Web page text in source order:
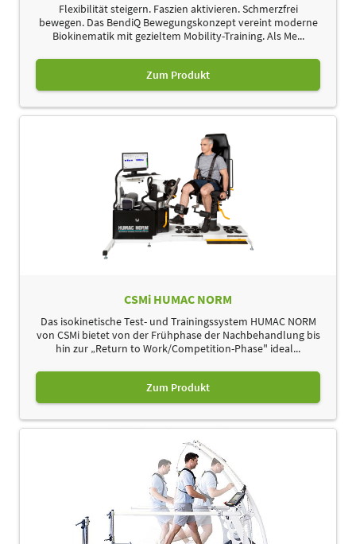
Flexibilität steigern. Faszien aktivieren. Schmerzfrei
bewegen. Das BendiQ Bewegungskonzept vereint moderne
Biokinematik mit gezieltem Mobility-Training. Als Me...
Zum Produkt
CSMi HUMAC NORM
Das isokinetische Test- und Trainingssystem HUMAC NORM
von CSMi bietet von der Frühphase der Nachbehandlung bis
hin zur „Return to Work/Competition-Phase" ideal...
Zum Produkt